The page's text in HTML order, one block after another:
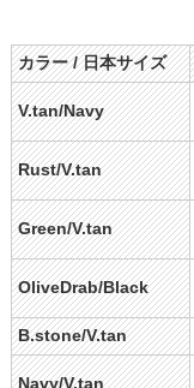
カラー / 日本サイズ
V.tan/Navy
Rust/V.tan
Green/V.tan
OliveDrab/Black
B.stone/V.tan
Navy/V.tan